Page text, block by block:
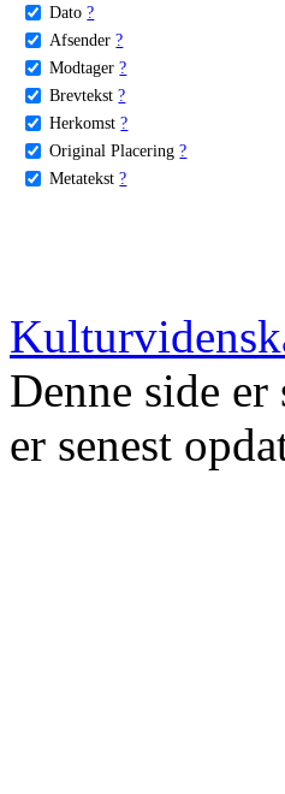
Dato ?
Afsender ?
Modtager ?
Brevtekst ?
Herkomst ?
Original Placering ?
Metatekst ?
Denne side
er senest